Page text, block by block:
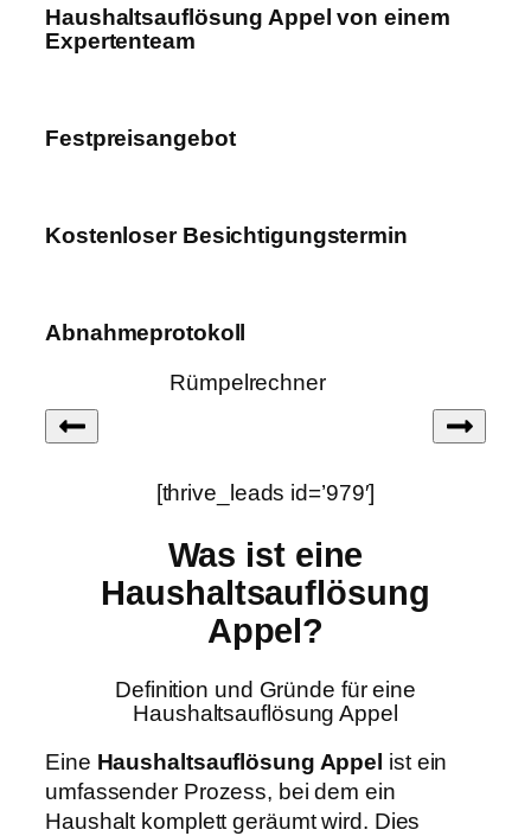
Haushaltsauflösung Appel von einem
Expertenteam
Festpreisangebot
Kostenloser Besichtigungstermin
Abnahmeprotokoll
Rümpelrechner
[thrive_leads id=’979′]
Was ist eine
Haushaltsauflösung
Appel?
Definition und Gründe für eine
Haushaltsauflösung Appel
Eine Haushaltsauflösung Appel ist ein
umfassender Prozess, bei dem ein
Haushalt komplett geräumt wird. Dies